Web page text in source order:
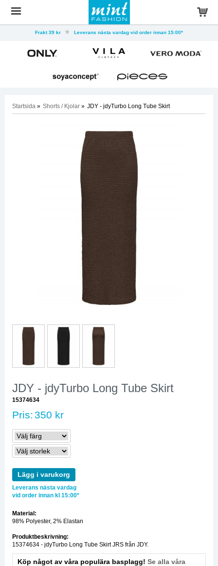
Frakt 39 kr Leverans nästa vardag vid order innan 15:00*
Startsida » Shorts / Kjolar » JDY - jdyTurbo Long Tube Skirt
JDY - jdyTurbo Long Tube Skirt
15374634
Pris: 350 kr
Lägg i varukorg
Leverans nästa vardag
vid order innan kl 15:00*
Material:
98% Polyester, 2% Elastan
Produktbeskrivning:
15374634 - jdyTurbo Long Tube Skirt JRS från JDY.
Köp något av våra populära basplagg! Se alla våra